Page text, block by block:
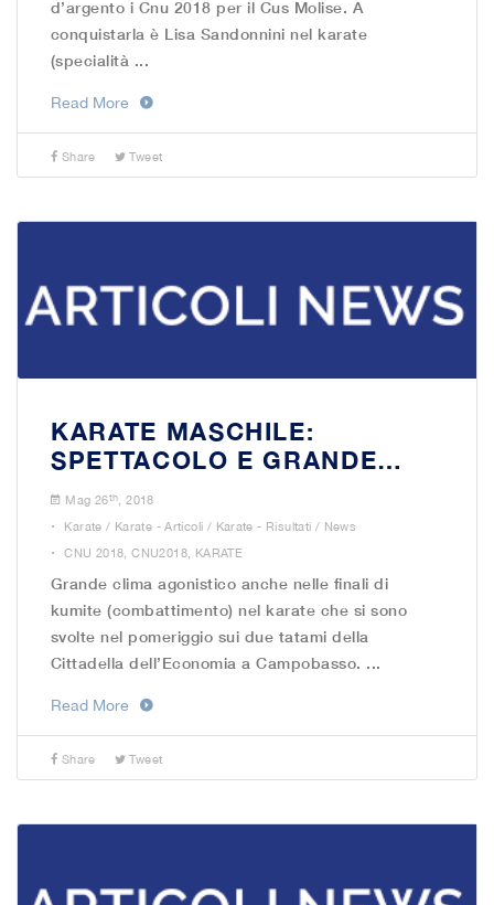
d’argento i Cnu 2018 per il Cus Molise. A
conquistarla è Lisa Sandonnini nel karate
(specialità ...
Read More
Share Tweet
KARATE MASCHILE:
SPETTACOLO E GRANDE…
Mag 26th, 2018
. Karate / Karate - Articoli / Karate - Risultati / News
. CNU 2018,CNU2018, KARATE
Grande clima agonistico anche nelle finali di
kumite (combattimento) nel karate che si sono
svolte nel pomeriggio sui due tatami della
Cittadella dell’Economia a Campobasso. ...
Read More
Share Tweet